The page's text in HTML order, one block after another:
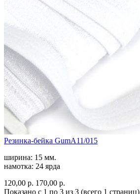
Резинка-бейка GumA11/015
ширина: 15 мм.
намотка: 24 ярда
120,00 р. 170,00 р.
Показано с 1 по 3 из 3 (всего 1 страниц)